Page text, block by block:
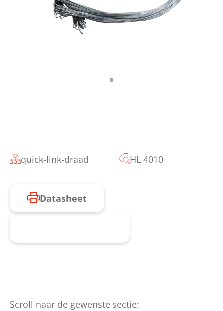
quick-link-draad HL 4010
Datasheet
Scroll naar de gewenste sectie: